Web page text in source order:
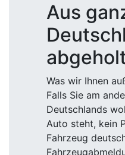
Aus
Was wir Ihnen
Falls Sie am
Deutschlands
Auto steht, kein
Fahrzeug